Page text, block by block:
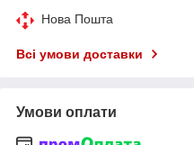
Нова Пошта
Всі умови доставки
Умови оплати